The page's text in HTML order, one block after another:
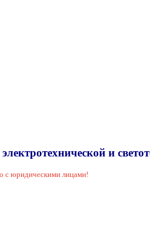
и
с юридическими лицами!